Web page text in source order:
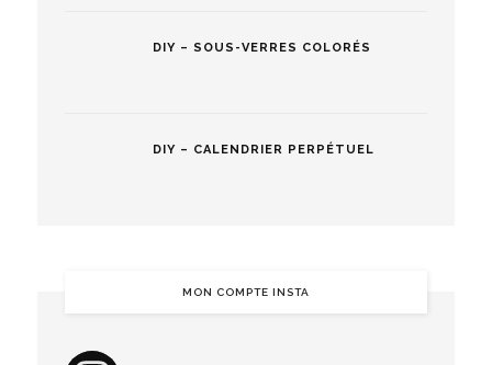
DIY – SOUS-VERRES COLORÉS
DIY – CALENDRIER PERPÉTUEL
MON COMPTE INSTA